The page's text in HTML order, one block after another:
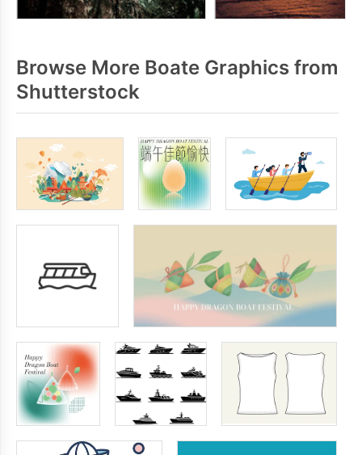
Browse More Boate Graphics from
Shutterstock